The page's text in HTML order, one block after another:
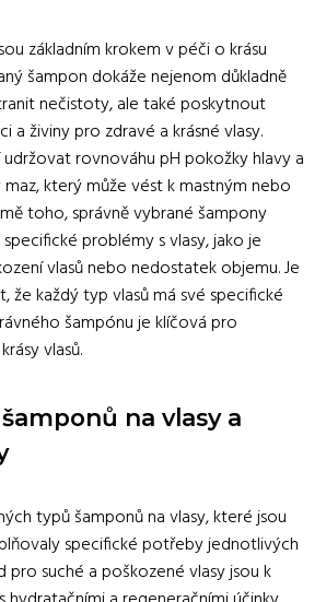
základním krokem v péči o krásu
šampon dokáže nejenom důkladně
nečistoty, ale také poskytnout
a živiny pro zdravé a krásné vlasy.
rovnováhu pH pokožky hlavy a
který může vést k mastným nebo
toho, správně vybrané šampony
problémy s vlasy, jako je
vlasů nebo nedostatek objemu. Je
že každý typ vlasů má své specifické
šampónu je klíčová pro
vlasů.
na vlasy a
typů šamponů na vlasy, které jsou
specifické potřeby jednotlivých
pro suché a poškozené vlasy jsou k